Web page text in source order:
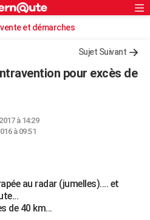
et démarches
Sujet Suivant
pour excès de
à 14:29
à 09:51
au radar (jumelles).... et
de 40 km...